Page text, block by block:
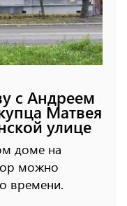
с Андреем
Матвея
улице
доме на
можно
времени.